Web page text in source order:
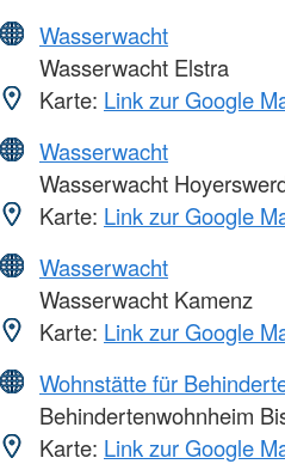
Wasserwacht
Wasserwacht Elstra
Karte: Link zur Google
Wasserwacht
Wasserwacht
Karte: Link zur Google
Wasserwacht
Wasserwacht Kamenz
Karte: Link zur Google
Wohnstätte für
Behindertenwohnheim
Karte: Link zur Google